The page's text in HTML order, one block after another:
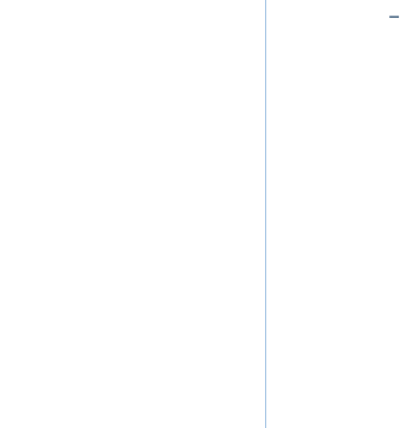
הנתונים בטבלה מבוססים על מחקרים היסטוריים של S&P 500 לאורך 50 השנים האחרונות (1974–